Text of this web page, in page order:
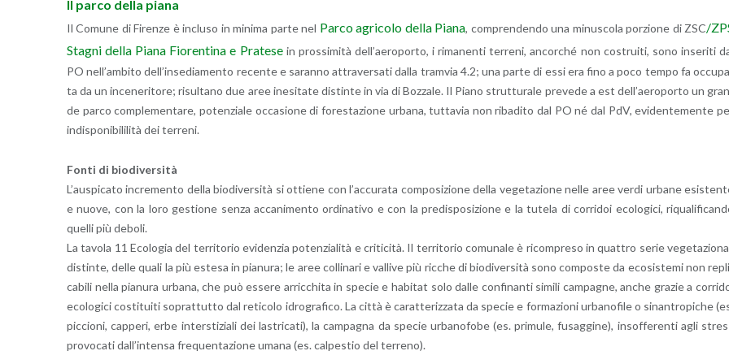
Il parco della piana
Il Co­mu­ne di Fi­ren­ze è in­clu­so in mi­ni­ma parte nel Parco agri­co­lo della Piana, com­pren­den­do una mi­nu­sco­la por­zio­ne di ZSC/
Sta­gni della Piana Fio­ren­ti­na e Pra­te­sein pros­si­mi­tà del­l’ae­ro­por­to, i ri­ma­nen­ti ter­re­ni, an­cor­ché non co­strui­ti, sono in­se­ri­ti
PO nel­l’am­bi­to del­l’in­se­dia­men­to re­cen­te e sa­ran­no at­tra­ver­sa­ti dalla tram­via 4.2; una parte di essi era fino a poco tempo fa
ta da un in­ce­ne­ri­to­re; ri­sul­ta­no due aree ine­si­ta­te di­stin­te in via di Boz­za­le. Il Piano strut­tu­ra­le pre­ve­de a est del­l’ae­ro­por­to un
de parco com­ple­men­ta­re, po­ten­zia­le oc­ca­sio­ne di fo­re­sta­zio­ne ur­ba­na, tut­ta­via non ri­ba­di­to dal PO né dal PdV, evi­den­te­men­te
in­di­spo­ni­bi­li­li­tà dei ter­re­ni.
Fonti di bio­di­v­er­si­tà
L’au­spi­ca­to in­cre­men­to della bio­di­v­er­si­tà si ot­tie­ne con l’ac­cu­ra­ta com­po­si­zio­ne della ve­ge­ta­zio­ne nelle aree verdi ur­ba­ne
e nuove, con la loro ge­stio­ne senza ac­ca­ni­men­to or­di­na­ti­vo e con la pre­di­spo­si­zio­ne e la tu­te­la di cor­ri­doi eco­lo­gi­ci,
quel­li più de­bo­li.
La ta­vo­la 11 Eco­lo­gia del ter­ri­to­rio evi­den­zia po­ten­zia­li­tà e cri­ti­ci­tà. Il ter­ri­to­rio co­mu­na­le è ri­com­pre­so in quat­tro serie
di­stin­te, delle quali la più este­sa in pia­nu­ra; le aree col­li­na­ri e val­li­ve più ric­che di bio­di­v­er­si­tà sono com­po­ste da eco­si­ste­mi non
ca­bi­li nella pia­nu­ra ur­ba­na, che può es­se­re ar­ric­chi­ta in spe­cie e ha­bi­tat solo dalle con­fi­nan­ti si­mi­li cam­pa­gne, anche gra­zie a
eco­lo­gi­ci co­sti­tui­ti so­prat­tut­to dal re­ti­co­lo idro­gra­fi­co. La città è ca­rat­te­riz­za­ta da spe­cie e for­ma­zio­ni ur­ba­no­fi­le o si­nan­tro­pi­che
pic­cio­ni, cap­pe­ri, erbe in­ter­sti­zia­li dei la­stri­ca­ti), la cam­pa­gna da spe­cie ur­ba­no­fo­be (es. pri­mu­le, fu­sag­gi­ne), in­sof­fe­ren­ti agli
pro­vo­ca­ti dal­l’in­ten­sa fre­quen­ta­zio­ne umana (es. cal­pe­stio del ter­re­no).